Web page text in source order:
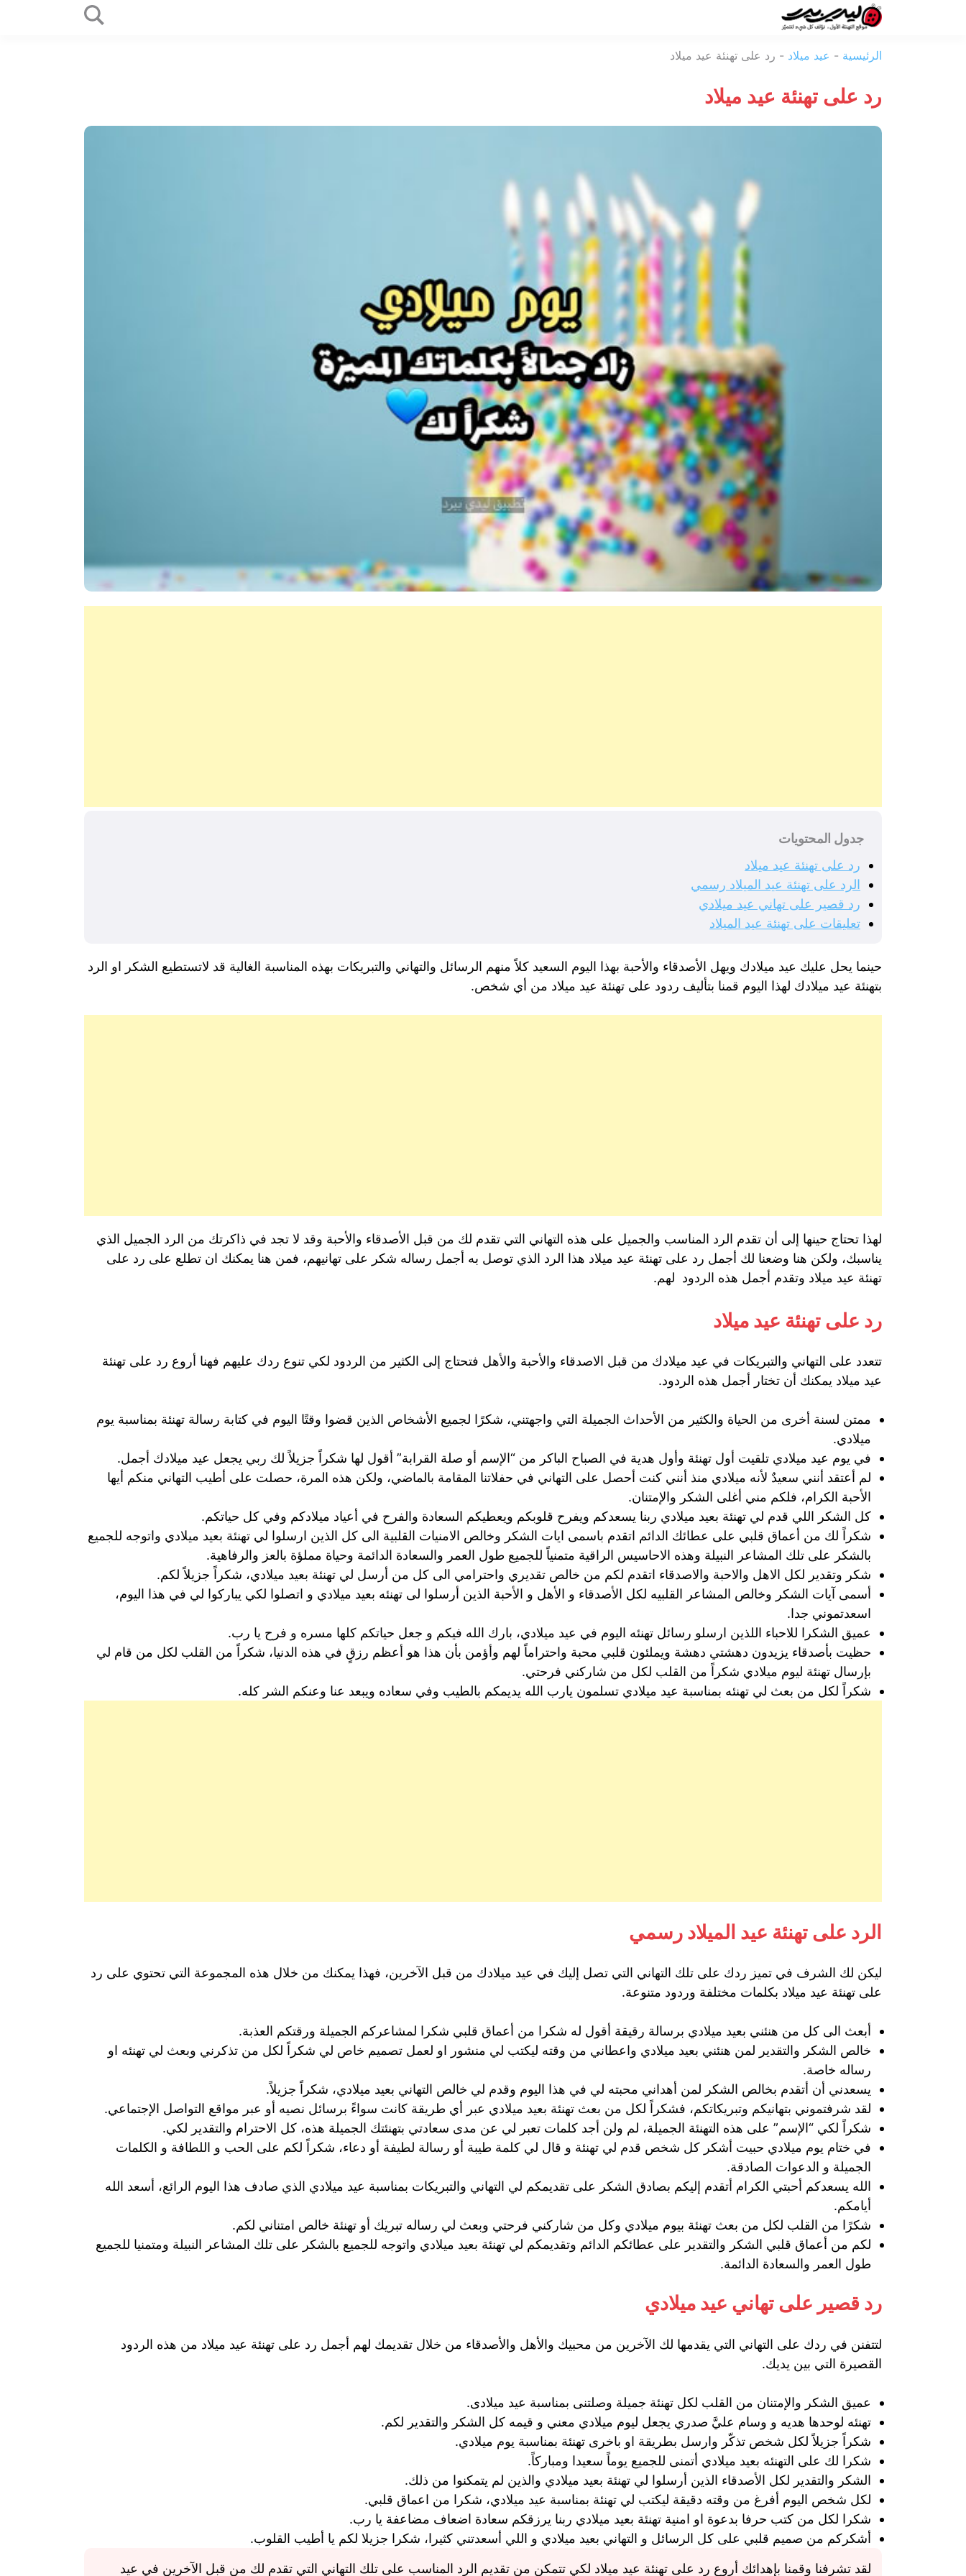
بيرد
الرئيسية - عيد ميلاد - رد على تهنئة عيد ميلاد
رد على تهنئة عيد ميلاد
جدول المحتويات
رد على تهنئة عيد ميلاد
الرد على تهنئة عيد الميلاد رسمي
رد قصير على تهاني عيد ميلادي
تعليقات على تهنئة عيد الميلاد
حينما يحل عليك عيد ميلادك ويهل الأصدقاء والأحبة بهذا اليوم السعيد كلاً منهم الرسائل والتهاني والتبريكات بهذه المناسبة الغالية قد لاتستطيع الشكر او الرد
بتهنئة عيد ميلادك لهذا اليوم قمنا بتأليف ردود على تهنئة عيد ميلاد من أي شخص.
لهذا تحتاج حينها إلى أن تقدم الرد المناسب والجميل على هذه التهاني التي تقدم لك من قبل الأصدقاء والأحبة وقد لا تجد في ذاكرتك من الرد الجميل الذي
يناسبك، ولكن هنا وضعنا لك أجمل رد على تهنئة عيد ميلاد هذا الرد الذي توصل به أجمل رساله شكر على تهانيهم، فمن هنا يمكنك ان تطلع على رد على
تهنئة عيد ميلاد وتقدم أجمل هذه الردود لهم.
رد على تهنئة عيد ميلاد
تتعدد على التهاني والتبريكات في عيد ميلادك من قبل الاصدقاء والأحبة والأهل فتحتاج إلى الكثير من الردود لكي تنوع ردك عليهم فهنا أروع رد على تهنئة
عيد ميلاد يمكنك أن تختار أجمل هذه الردود.
ممتن لسنة أخرى من الحياة والكثير من الأحداث الجميلة التي واجهتني، شكرًا لجميع الأشخاص الذين قضوا وقتًا اليوم في كتابة رسالة تهنئة بمناسبة يوم
ميلادي.
في يوم عيد ميلادي تلقيت أول تهنئة وأول هدية في الصباح الباكر من “الإسم أو صلة القرابة” أقول لها شكراً جزيلاً لك ربي يجعل عيد ميلادك أجمل.
لم أعتقد أنني سعيدٌ لأنه ميلادي منذ أنني كنت أحصل على التهاني في حفلاتنا المقامة بالماضي، ولكن هذه المرة، حصلت على أطيب التهاني منكم أيها
الأحبة الكرام، فلكم مني أغلى الشكر والإمتنان.
كل الشكر اللي قدم لي تهنئة بعيد ميلادي ربنا يسعدكم ويفرح قلوبكم ويعطيكم السعادة والفرح في أعياد ميلادكم وفي كل حياتكم.
شكراً لك من أعماق قلبي على عطائك الدائم اتقدم باسمى ايات الشكر وخالص الامنيات القلبية الى كل الذين ارسلوا لي تهنئة بعيد ميلادي واتوجه للجميع
بالشكر على تلك المشاعر النبيلة وهذه الاحاسيس الراقية متمنياً للجميع طول العمر والسعادة الدائمة وحياة مملؤة بالعز والرفاهية.
شكر وتقدير لكل الاهل والاحبة والاصدقاء اتقدم لكم من خالص تقديري واحترامي الى كل من أرسل لي تهنئة بعيد ميلادي، شكراً جزيلاً لكم.
أسمى آيات الشكر وخالص المشاعر القلبيه لكل الأصدقاء و الأهل و الأحبة الذين أرسلوا لى تهنئه بعيد ميلادي و اتصلوا لكي يباركوا لي في هذا اليوم،
اسعدتموني جدا.
عميق الشكرا للاحباء اللذين ارسلو رسائل تهنئه اليوم في عيد ميلادي، بارك الله فيكم و جعل حياتكم كلها مسره و فرح يا رب.
حظيت بأصدقاء يزيدون دهشتي دهشة ويملئون قلبي محبة واحتراماً لهم وأؤمن بأن هذا هو أعظم رزقٍ في هذه الدنيا، شكراً من القلب لكل من قام لي
بإرسال تهنئة ليوم ميلادي شكراً من القلب لكل من شاركني فرحتي.
شكراً لكل من بعث لي تهنئه بمناسبة عيد ميلادي تسلمون يارب الله يديمكم بالطيب وفي سعاده ويبعد عنا وعنكم الشر كله.
الرد على تهنئة عيد الميلاد رسمي
ليكن لك الشرف في تميز ردك على تلك التهاني التي تصل إليك في عيد ميلادك من قبل الآخرين، فهذا يمكنك من خلال هذه المجموعة التي تحتوي على رد
على تهنئة عيد ميلاد بكلمات مختلفة وردود متنوعة.
أبعث الى كل من هنئني بعيد ميلادي برسالة رقيقة أقول له شكرا من أعماق قلبي شكرا لمشاعركم الجميلة ورقتكم العذبة.
خالص الشكر والتقدير لمن هنئني بعيد ميلادي واعطاني من وقته ليكتب لي منشور او لعمل تصميم خاص لي شكراً لكل من تذكرني وبعث لي تهنئه او
رساله خاصة.
يسعدني أن أتقدم بخالص الشكر لمن أهداني محبته لي في هذا اليوم وقدم لي خالص التهاني بعيد ميلادي، شكراً جزيلاً.
لقد شرفتموني بتهانيكم وتبريكاتكم، فشكراً لكل من بعث تهنئة بعيد ميلادي عبر أي طريقة كانت سواءً برسائل نصيه أو عبر مواقع التواصل الإجتماعي.
شكراً لكي “الإسم” على هذه التهنئة الجميلة، لم ولن أجد كلمات تعبر لي عن مدى سعادتي بتهنئتك الجميلة هذه، كل الاحترام والتقدير لكي.
في ختام يوم ميلادي حبيت أشكر كل شخص قدم لي تهنئة و قال لي كلمة طيبة أو رسالة لطيفة أو دعاء، شكراً لكم على الحب و اللطافة و الكلمات
الجميلة و الدعوات الصادقة.
الله يسعدكم أحبتي الكرام أتقدم إليكم بصادق الشكر على تقديمكم لي التهاني والتبريكات بمناسبة عيد ميلادي الذي صادف هذا اليوم الرائع، أسعد الله
أيامكم.
شكرًا من القلب لكل من بعث تهنئة بيوم ميلادي وكل من شاركني فرحتي وبعث لي رساله تبريك أو تهنئة خالص امتناني لكم.
لكم من أعماق قلبي الشكر والتقدير على عطائكم الدائم وتقديمكم لي تهنئة بعيد ميلادي واتوجه للجميع بالشكر على تلك المشاعر النبيلة ومتمنيا للجميع
طول العمر والسعادة الدائمة.
رد قصير على تهاني عيد ميلادي
لتتفنن في ردك على التهاني التي يقدمها لك الآخرين من محبيك والأهل والأصدقاء من خلال تقديمك لهم أجمل رد على تهنئة عيد ميلاد من هذه الردود
القصيرة التي بين يديك.
عميق الشكر والإمتنان من القلب لكل تهنئة جميلة وصلتنى بمناسبة عيد ميلادى.
تهنئه لوحدها هديه و وسام عليَّ صدري يجعل ليوم ميلادي معني و قيمه كل الشكر والتقدير لكم.
شكراً جزيلاً لكل شخص تذكّر وارسل بطريقة او باخرى تهنئة بمناسبة يوم ميلادي.
شكرا لك على التهنئه بعيد ميلادي أتمنى للجميع يوماً سعيدا ومباركاً.
الشكر والتقدير لكل الأصدقاء الذين أرسلوا لي تهنئة بعيد ميلادي والذين لم يتمكنوا من ذلك.
لكل شخص اليوم أفرغ من وقته دقيقة ليكتب لي تهنئة بمناسبة عيد ميلادي، شكرا من اعماق قلبي.
شكرا لكل من كتب حرفا بدعوة او امنية تهنئة بعيد ميلادي ربنا يرزقكم سعادة اضعاف مضاعفة يا رب.
أشكركم من صميم قلبي على كل الرسائل و التهاني بعيد ميلادي و اللي أسعدتني كثيرا، شكرا جزيلا لكم يا أطيب القلوب.
لقد تشرفنا وقمنا بإهدائك أروع رد على تهنئة عيد ميلاد لكي تتمكن من تقديم الرد المناسب على تلك التهاني التي تقدم لك من قبل الآخرين في عيد